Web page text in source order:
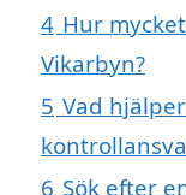
4 Hur
Vikarbyn?
5 Vad
6 Sök efter